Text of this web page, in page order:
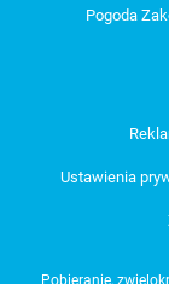
Pogoda
Ustawienia
Pobieranie,